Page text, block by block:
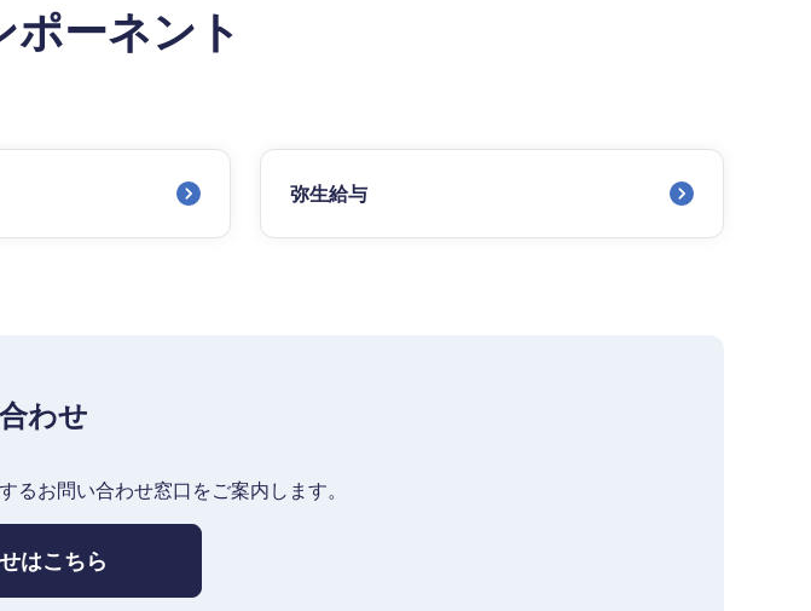
ポーネント
弥生給与
わせ
お問い合わせ窓口をご案内します。
はこちら